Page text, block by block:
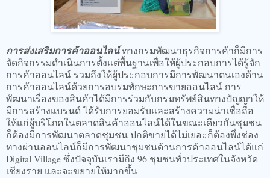
การส่งเสริมการค้าออนไลน์ทางกรมพัฒนาธุรกิจการค้าก็มีการ
จัดกิจกรรมดำเนินการตั้งแต่พื้นฐานเพื่อให้ผู้ประกอบการได้รู้จัก
การค้าออนไลน์ รวมถึงให้ผู้ประกอบการมีการพัฒนาตนเองด้าน
การค้าออนไลน์ด้วยการอบรมทักษะการขายออนไลน์ การ
พัฒนาเรื่องของสินค้าได้มีการร่วมกับกรมทรัพย์สินทางปัญญาให้
มีการสร้างแบรนด์ ได้รับการยอมรับและสร้างความน่าเชื่อถือ
ให้แก่ผู้บริโภคในตลาดสินค้าออนไลน์ได้ในขณะเดียวกันชุมชน
ก็ต้องมีการพัฒนาตลาดชุมชน ปกติขายได้ไม่เยอะก็ต้องพึ่งช่อง
ทางผ่านออนไลน์ก็มีการพัฒนาชุมชนด้านการค้าออนไลน์ได้แก่
Digital Village ซึ่งปัจจุบันเรามีถึง 96 ชุมชนทั่วประเทศในจังหวัด
เชียงราย และจะขยายให้มากขึ้น